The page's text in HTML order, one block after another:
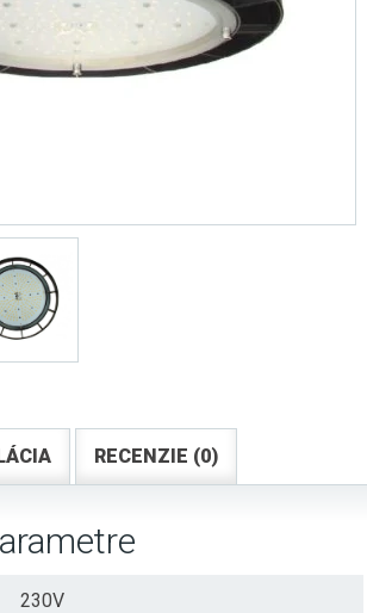
RECENZIE (0)
230V